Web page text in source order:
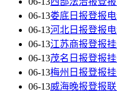
06-13娄底日报登报
06-13河北日报登报
06-13江苏商报登报
06-13茂名日报登报
06-13梅州日报登报
06-13威海晚报登报